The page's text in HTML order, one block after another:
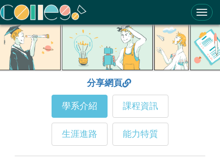
ColleGo! 大學選才與高中育才輔助系統
分享網頁
學系介紹 課程資訊
生涯進路 能力特質